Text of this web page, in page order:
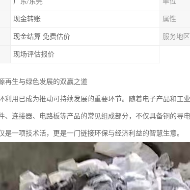
现金转账 属性
现金结算 免费估价 服务地区
现场评估报价
再生与绿色发展的双赢之道
利用已成为推动可持续发展的重要环节。随着电子产品和工
、连接器、电路板等产品的常见组成部分，不仅具备铜的导
是一项技术活，更是一门链接环保与经济利益的智慧生意。